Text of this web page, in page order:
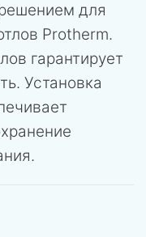
для
Protherm.
гарантирует
Установка